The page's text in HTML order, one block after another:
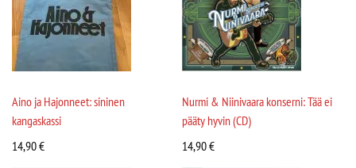
Aino ja Hajonneet: sininen
kangaskassi
14,90€
Nurmi & Niinivaara konserni: Tää ei
pääty hyvin (CD)
14,90€